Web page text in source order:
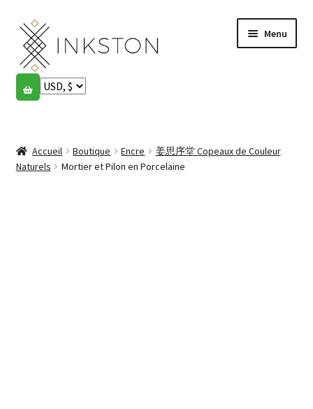
Aller
la
navigation
Aller
au
contenu
Menu
Boutique
menu
English
Accueil Boutique Encre
姜思序堂 Copeaux de Couleur
Naturels
Mortier et Pilon en Porcelaine